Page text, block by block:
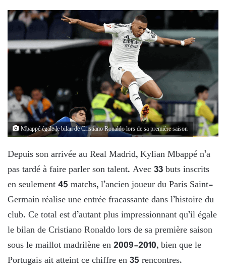
Mbappé égale le bilan de Cristiano Ronaldo lors de sa première saison
Depuis son arrivée au Real Madrid, Kylian Mbappé n’a
pas tardé à faire parler son talent. Avec 33 buts inscrits
en seulement 45 matchs, l’ancien joueur du Paris Saint-
Germain réalise une entrée fracassante dans l’histoire du
club. Ce total est d’autant plus impressionnant qu’il égale
le bilan de Cristiano Ronaldo lors de sa première saison
sous le maillot madrilène en 2009-2010, bien que le
Portugais ait atteint ce chiffre en 35 rencontres.